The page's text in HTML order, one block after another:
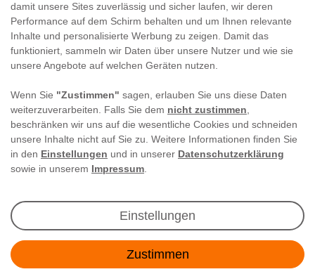
damit unsere Sites zuverlässig und sicher laufen, wir deren
Performance auf dem Schirm behalten und um Ihnen relevante
Inhalte und personalisierte Werbung zu zeigen. Damit das
funktioniert, sammeln wir Daten über unsere Nutzer und wie sie
unsere Angebote auf welchen Geräten nutzen.
Wenn Sie "Zustimmen" sagen, erlauben Sie uns diese Daten
weiterzuverarbeiten. Falls Sie dem nicht zustimmen
beschränken wir uns auf die wesentliche Cookies und schneiden
unsere Inhalte nicht auf Sie zu. Weitere Informationen finden Sie
in den Einstellungen und in unserer Datenschutzerklärung
sowie in unserem Impressum
Einstellungen
Zustimmen
Newsletter Anmeldung
Angebote & Rabatte per E-Mail erhalten - Geld
sparen war noch nie so einfach!